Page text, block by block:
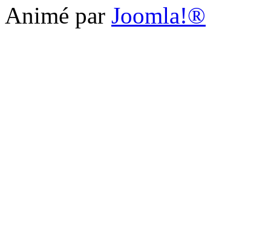
Animé par Joomla!®